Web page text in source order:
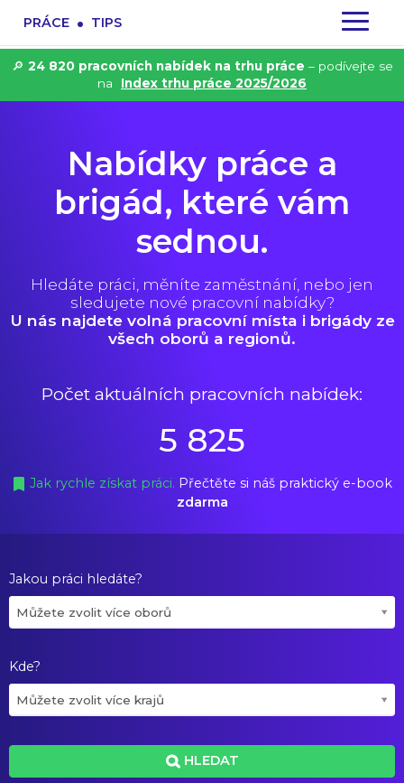
PRÁCE . TIPS
🔎 24 820 pracovních nabídek na trhu práce – podívejte se
na
Index trhu práce 2025/2026
Nabídky práce a
brigád, které vám
sednou.
Hledáte práci, měníte zaměstnání, nebo jen
sledujete nové pracovní nabídky?
U nás najdete volná pracovní místa i brigády ze
všech oborů a regionů.
Počet aktuálních pracovních nabídek:
5 825
Jak rychle získat práci. Přečtěte si náš praktický e-book
zdarma
Jakou práci hledáte?
Můžete zvolit více oborů
Kde?
Můžete zvolit více krajů
HLEDAT